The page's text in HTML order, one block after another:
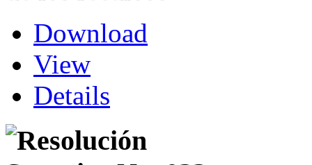
Download
View
Details